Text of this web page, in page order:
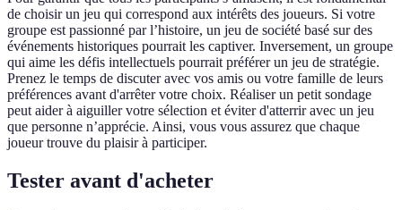
de choisir un jeu qui correspond aux intérêts des joueurs. Si votre
groupe est passionné par l’histoire, un jeu de société basé sur des
événements historiques pourrait les captiver. Inversement, un groupe
qui aime les défis intellectuels pourrait préférer un jeu de stratégie.
Prenez le temps de discuter avec vos amis ou votre famille de leurs
préférences avant d'arrêter votre choix. Réaliser un petit sondage
peut aider à aiguiller votre sélection et éviter d'atterrir avec un jeu
que personne n’apprécie. Ainsi, vous vous assurez que chaque
joueur trouve du plaisir à participer.
Tester avant d'acheter